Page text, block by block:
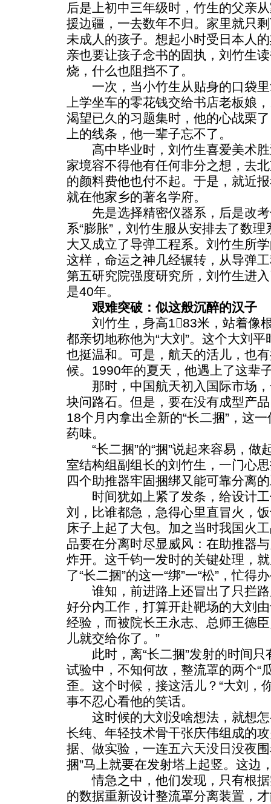
后是上初中三年级时，竹生的父亲
援边疆，一去数年不归。家里就只
未成人的孩子。想起小时受日本人
亲也要让孩子念书的固执，刘竹生
烧，什么也阻挡不了。
一次，当小竹生从贴身的口袋里
上学坐车的零花钱交给书店老板娘
渴望已久的习题集时，他的心战栗
上的线条，他一辈子忘不了。
高中毕业时，刘竹生喜爱美术胜
家境容不得他有任何非分之想，去
的颜料费他也付不起。于是，就近
就在他家乡的著名学府。
先是选择精密仪器系，后是改考
系“膨胀”，刘竹生服从安排去了数
大又成立了导弹工程系。刘竹生所
这样，命运之神几经辗转，从导弹
第五研究院强度研究所，刘竹生进
是40年。
艰难突破：似这般沉醉的汉子
刘竹生，身高183米，站着像根
都亲切地称他为“大刘”。这个大刘
也挺温和。可是，航天的活儿，也
候。1990年的夏天，他遇上了这辈
那时，中国航天初入国际市场，
块问路石。但是，要在没有成型产
18个月内拿出全新的“长二捆”，这
药味。
“长二捆”的“捆”说起来容易，做
室结构组副组长的刘竹生，一门心
四个助推器牢固捆绑又能可靠分离
时间犹如上紧了发条，给设计工
刘，比谁都急，急得心里直冒火，
床子上起了大包。加之当时我国火
品要在分离时尽显威风：在助推器
炸开。这千钧一发时的关键处理，
了“长二捆”的这一“绑”一“松”，忙得
谁知，前进路上还冒出了只拦
好分内工作，打算开赴靶场的大刘
经验，而被院长王永志、总师王德
儿就交给你了。”
此时，离“长二捆”发射的时间只
试验中，不知何故，整流罩的两个“
歪。这个时候，接这活儿？“大刘，
事不忍心看他的笑话。
这时候的大刘没啥想法，就想怎
长纯、年轻技术骨干张庆伟组成的
据、做实验，一连五六天没日没夜
捆”马上就要在发射塔上起竖。这边
情急之中，他们发现，只有根据
的数据重新设计整流罩分离装置，